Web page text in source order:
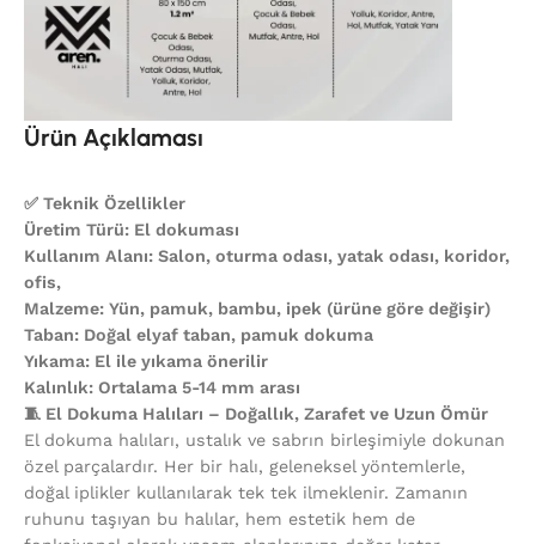
Ürün Açıklaması
✅ Teknik Özellikler
Üretim Türü: El dokuması
Kullanım Alanı: Salon, oturma odası, yatak odası, koridor,
ofis,
Malzeme: Yün, pamuk, bambu, ipek (ürüne göre değişir)
Taban: Doğal elyaf taban, pamuk dokuma
Yıkama: El ile yıkama önerilir
Kalınlık: Ortalama 5-14 mm arası
🧵 El Dokuma Halıları – Doğallık, Zarafet ve Uzun Ömür
El dokuma halıları, ustalık ve sabrın birleşimiyle dokunan
özel parçalardır. Her bir halı, geleneksel yöntemlerle,
doğal iplikler kullanılarak tek tek ilmeklenir. Zamanın
ruhunu taşıyan bu halılar, hem estetik hem de